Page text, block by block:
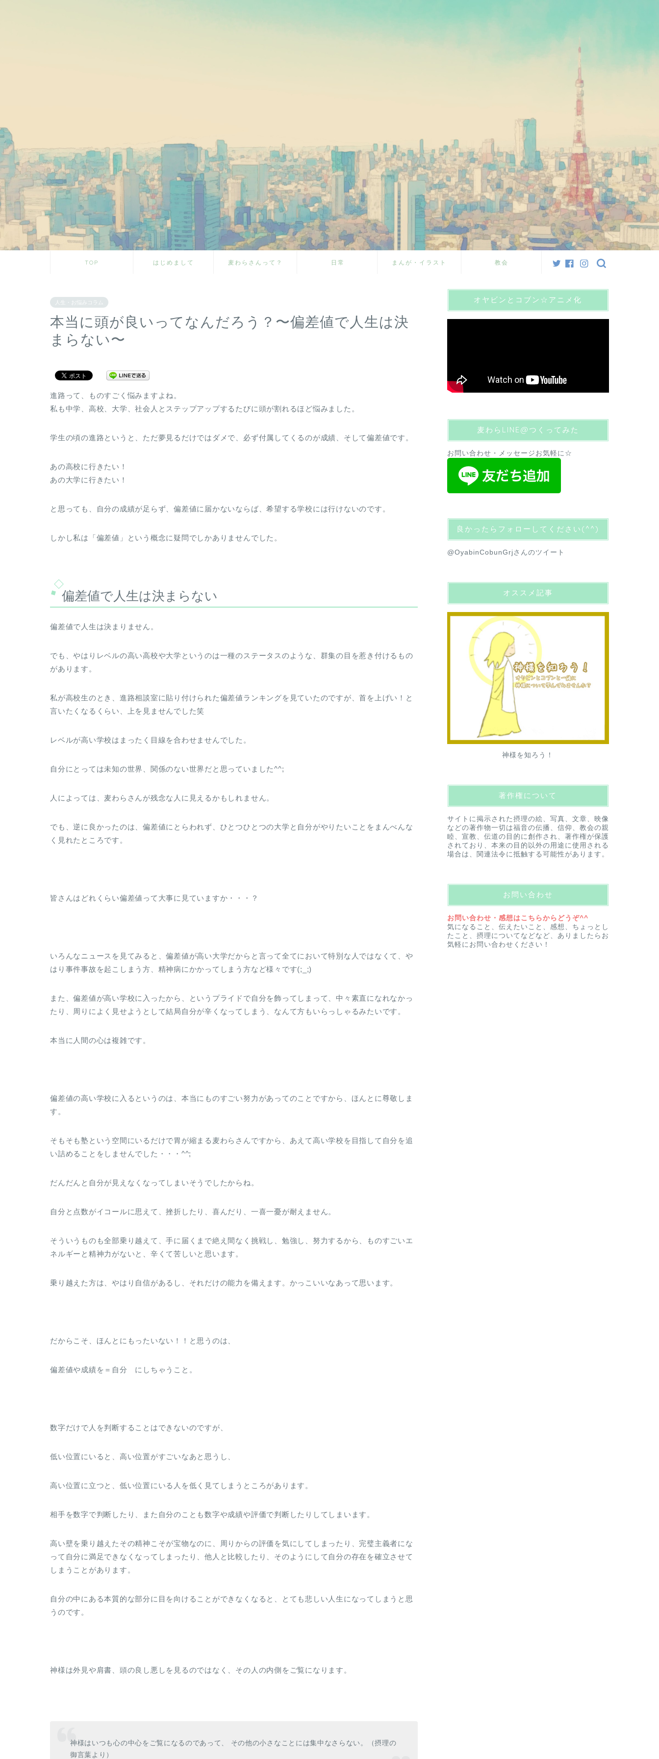
TOP はじめまして 麦わらさんって？ 日常 まんが・イラスト 教会
人生・お悩みコラム
本当に頭が良いってなんだろう？〜偏差値で人生は決
まらない〜
進路って、ものすごく悩みますよね。
私も中学、高校、大学、社会人とステップアップするたびに頭が割れるほど悩みました。
学生の頃の進路というと、ただ夢見るだけではダメで、必ず付属してくるのが成績、そして偏差値です。
あの高校に行きたい！
あの大学に行きたい！
と思っても、自分の成績が足らず、偏差値に届かないならば、希望する学校には行けないのです。
しかし私は「偏差値」という概念に疑問でしかありませんでした。
偏差値で人生は決まらない
偏差値で人生は決まりません。
でも、やはりレベルの高い高校や大学というのは一種のステータスのような、群集の目を惹き付けるもの
があります。
私が高校生のとき、進路相談室に貼り付けられた偏差値ランキングを見ていたのですが、首を上げい！と
言いたくなるくらい、上を見ませんでした笑
レベルが高い学校はまったく目線を合わせませんでした。
自分にとっては未知の世界、関係のない世界だと思っていました^^;
人によっては、麦わらさんが残念な人に見えるかもしれません。
でも、逆に良かったのは、偏差値にとらわれず、ひとつひとつの大学と自分がやりたいことをまんべんな
く見れたところです。
皆さんはどれくらい偏差値って大事に見ていますか・・・？
いろんなニュースを見てみると、偏差値が高い大学だからと言って全てにおいて特別な人ではなくて、や
はり事件事故を起こしまう方、精神病にかかってしまう方など様々です(;_;)
また、偏差値が高い学校に入ったから、というプライドで自分を飾ってしまって、中々素直になれなかっ
たり、周りによく見せようとして結局自分が辛くなってしまう、なんて方もいらっしゃるみたいです。
本当に人間の心は複雑です。
偏差値の高い学校に入るというのは、本当にものすごい努力があってのことですから、ほんとに尊敬しま
す。
そもそも塾という空間にいるだけで胃が縮まる麦わらさんですから、あえて高い学校を目指して自分を追
い詰めることをしませんでした・・・^^;
だんだんと自分が見えなくなってしまいそうでしたからね。
自分と点数がイコールに思えて、挫折したり、喜んだり、一喜一憂が耐えません。
そういうものも全部乗り越えて、手に届くまで絶え間なく挑戦し、勉強し、努力するから、ものすごいエ
ネルギーと精神力がないと、辛くて苦しいと思います。
乗り越えた方は、やはり自信があるし、それだけの能力を備えます。かっこいいなあって思います。
だからこそ、ほんとにもったいない！！と思うのは、
偏差値や成績を＝自分 にしちゃうこと。
数字だけで人を判断することはできないのですが、
低い位置にいると、高い位置がすごいなあと思うし、
高い位置に立つと、低い位置にいる人を低く見てしまうところがあります。
相手を数字で判断したり、また自分のことも数字や成績や評価で判断したりしてしまいます。
高い壁を乗り越えたその精神こそが宝物なのに、周りからの評価を気にしてしまったり、完璧主義者にな
って自分に満足できなくなってしまったり、他人と比較したり、そのようにして自分の存在を確立させて
しまうことがあります。
自分の中にある本質的な部分に目を向けることができなくなると、とても悲しい人生になってしまうと思
うのです。
神様は外見や肩書、頭の良し悪しを見るのではなく、その人の内側をご覧になります。
神様はいつも心の中心をご覧になるのであって、 その他の小さなことには集中なさらない。（摂理の
御言葉より）
オヤビンとコブン☆アニメ化
麦わらLINE@つくってみた
お問い合わせ・メッセージお気軽に☆
良かったらフォローしてください(^^)
@OyabinCobunGrjさんのツイート
オススメ記事
神様を知ろう！
著作権について
サイトに掲示された摂理の絵、写真、文章、映像
などの著作物一切は福音の伝播、信仰、教会の親
睦、宣教、伝道の目的に創作され、著作権が保護
されており、本来の目的以外の用途に使用される
場合は、関連法令に抵触する可能性があります。
お問い合わせ
お問い合わせ・感想はこちらからどうぞ^^
気になること、伝えたいこと、感想、ちょっとし
たこと、摂理についてなどなど、ありましたらお
気軽にお問い合わせください！